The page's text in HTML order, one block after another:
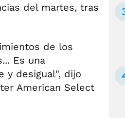
del martes, tras
de los
Es una
y desigual", dijo
American Select